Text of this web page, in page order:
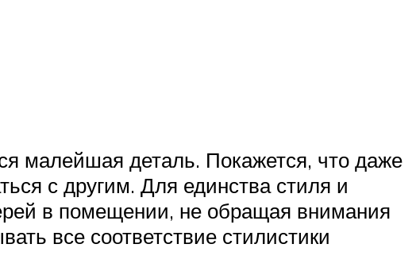
малейшая деталь. Покажется, что даже
с другим. Для единства стиля и
в помещении, не обращая внимания
все соответствие стилистики